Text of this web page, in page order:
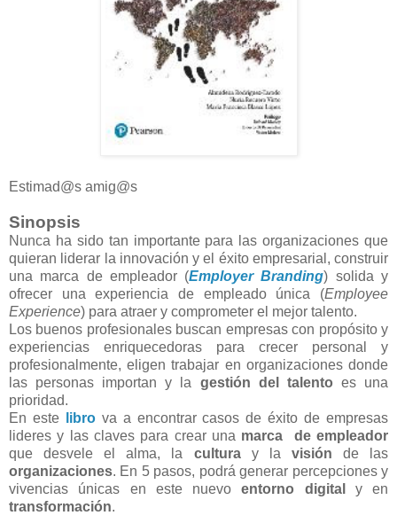
Estimad@s amig@s
Sinopsis
Nunca ha sido tan importante para las organizaciones que
quieran liderar la innovación y el éxito empresarial, construir
una marca de empleador (Employer Branding) solida y
ofrecer una experiencia de empleado única (Employee
Experience) para atraer y comprometer el mejor talento.
Los buenos profesionales buscan empresas con propósito y
experiencias enriquecedoras para crecer personal y
profesionalmente, eligen trabajar en organizaciones donde
las personas importan y la gestión del talento es una
prioridad.
En este
librova a encontrar casos de éxito de empresas
lideres y las claves para crear una marca
de empleador
que desvele el alma, la culturay la visión de las
organizaciones. En 5 pasos, podrá generar percepciones y
vivencias únicas en este nuevoentorno digital
y en
transformación.